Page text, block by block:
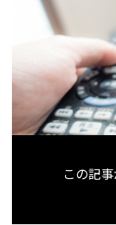
この記